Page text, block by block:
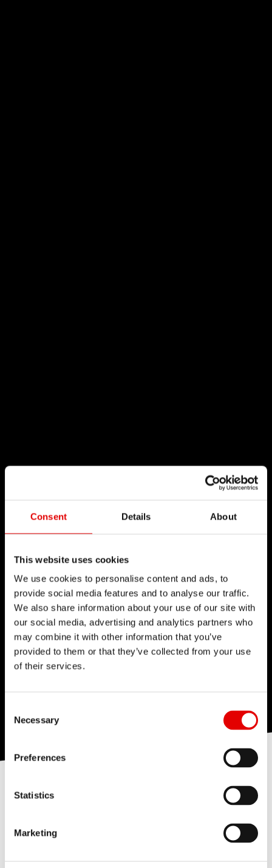
Consent Details About
This website uses cookies
We use cookies to personalise content and ads, to
provide social media features and to analyse our traffic.
We also share information about your use of our site with
our social media, advertising and analytics partners who
may combine it with other information that you’ve
provided to them or that they’ve collected from your use
of their services.
Necessary
Preferences
Statistics
Marketing
Cada contracción para darte sensibilidad en los